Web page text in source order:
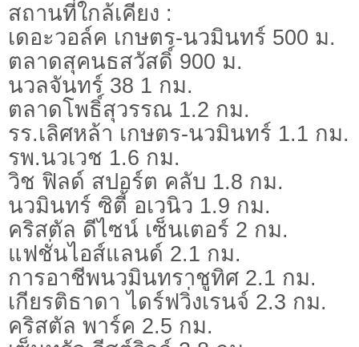
สถานที่ใกล้เคียง :
เดอะวอล์ค เกษตร-นวมินทร์ 500 ม.
ตลาดสุคนธสวัสดิ์ 900 ม.
นวลจันทร์ 38 1 กม.
ตลาดโพธิ์สุวรรณ 1.2 กม.
รร.เลิศหล้า เกษตร-นวมินทร์ 1.1 กม.
รพ.นวเวช 1.6 กม.
วิช ฟิลด์ สปอร์ต คลับ 1.8 กม.
นวมินทร์ ซิตี้ อเวนิว 1.9 กม.
คริสตัล ดีไซน์ เซ็นเตอร์ 2 กม.
แฟชั่นไอส์แลนด์ 2.1 กม.
การอาชีพนวมินทราชูทิศ 2.1 กม.
เกียรติธาดา ไดร์ฟวิ่งเรนจ์ 2.3 กม.
คริสตัล พาร์ค 2.5 กม.